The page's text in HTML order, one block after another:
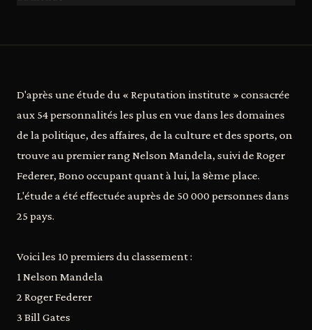
D'après une étude du « Reputation institute » consacrée
aux 54 personnalités les plus en vue dans les domaines
de la politique, des affaires, de la culture et des sports, on
trouve au premier rang Nelson Mandela, suivi de Roger
Federer, Bono occupant quant à lui, la 8ème place.
L'étude a été effectuée auprès de 50 000 personnes dans
25 pays.
Voici les 10 premiers du classement :
1 Nelson Mandela
2 Roger Federer
3 Bill Gates